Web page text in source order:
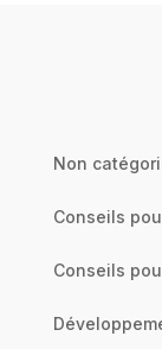
Non
Conseils
Conseils